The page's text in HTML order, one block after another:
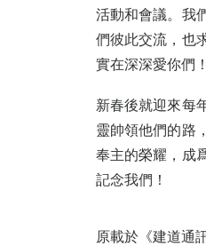
活動和會議。我
們彼此交流，也
實在深深愛你們
新春後就迎來每
靈帥領他們的路
奉主的榮耀，成
記念我們！
原載於《建道通